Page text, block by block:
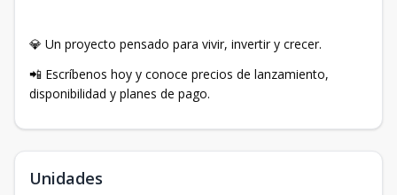
💎 Un proyecto pensado para vivir, invertir y crecer.
📲 Escríbenos hoy y conoce precios de lanzamiento,
disponibilidad y planes de pago.
Unidades